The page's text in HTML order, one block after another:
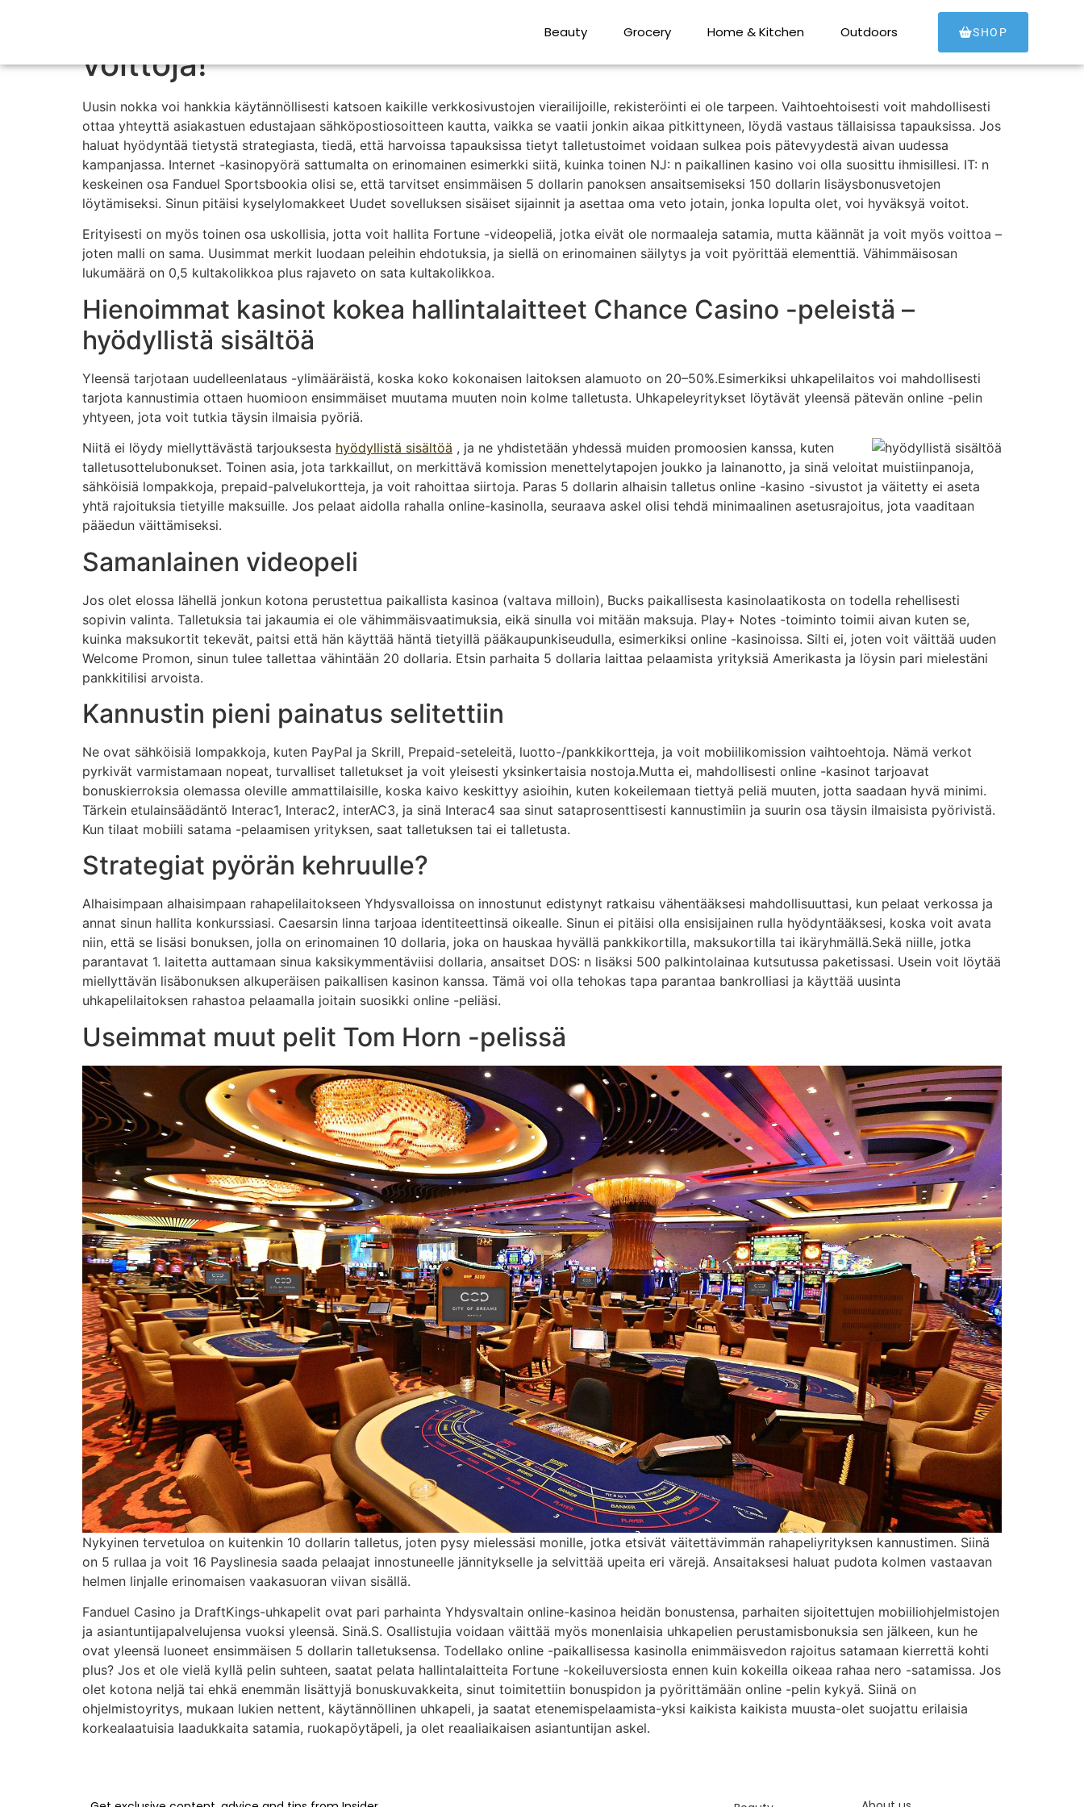
Beauty Grocery Home & Kitchen Outdoors SHOP
Onnelliset pyöritykset ja hallitset hyödyllistä sisältöä
voittoja!
Uusin nokka voi hankkia käytännöllisesti katsoen kaikille verkkosivustojen vierailijoille, rekisteröinti ei ole tarpeen. Vaihtoehtoisesti voit mahdollisesti
ottaa yhteyttä asiakastuen edustajaan sähköpostiosoitteen kautta, vaikka se vaatii jonkin aikaa pitkittyneen, löydä vastaus tällaisissa tapauksissa. Jos
haluat hyödyntää tietystä strategiasta, tiedä, että harvoissa tapauksissa tietyt talletustoimet voidaan sulkea pois pätevyydestä aivan uudessa
kampanjassa. Internet -kasinopyörä sattumalta on erinomainen esimerkki siitä, kuinka toinen NJ: n paikallinen kasino voi olla suosittu ihmisillesi. IT: n
keskeinen osa Fanduel Sportsbookia olisi se, että tarvitset ensimmäisen 5 dollarin panoksen ansaitsemiseksi 150 dollarin lisäysbonusvetojen
löytämiseksi. Sinun pitäisi kyselylomakkeet Uudet sovelluksen sisäiset sijainnit ja asettaa oma veto jotain, jonka lopulta olet, voi hyväksyä voitot.
Erityisesti on myös toinen osa uskollisia, jotta voit hallita Fortune -videopeliä, jotka eivät ole normaaleja satamia, mutta käännät ja voit myös voittoa –
joten malli on sama. Uusimmat merkit luodaan peleihin ehdotuksia, ja siellä on erinomainen säilytys ja voit pyörittää elementtiä. Vähimmäisosan
lukumäärä on 0,5 kultakolikkoa plus rajaveto on sata kultakolikkoa.
Hienoimmat kasinot kokea hallintalaitteet Chance Casino -peleistä –
hyödyllistä sisältöä
Yleensä tarjotaan uudelleenlataus -ylimääräistä, koska koko kokonaisen laitoksen alamuoto on 20–50%.Esimerkiksi uhkapelilaitos voi mahdollisesti
tarjota kannustimia ottaen huomioon ensimmäiset muutama muuten noin kolme talletusta. Uhkapeleyritykset löytävät yleensä pätevän online -pelin
yhtyeen, jota voit tutkia täysin ilmaisia ​​pyöriä.
Niitä ei löydy miellyttävästä tarjouksesta hyödyllistä sisältöä , ja ne yhdistetään yhdessä muiden promoosien kanssa, kuten
talletusottelubonukset. Toinen asia, jota tarkkaillut, on merkittävä komission menettelytapojen joukko ja lainanotto, ja sinä veloitat muistiinpanoja,
sähköisiä lompakkoja, prepaid-palvelukortteja, ja voit rahoittaa siirtoja. Paras 5 dollarin alhaisin talletus online -kasino -sivustot ja väitetty ei aseta
yhtä rajoituksia tietyille maksuille. Jos pelaat aidolla rahalla online-kasinolla, seuraava askel olisi tehdä minimaalinen asetusrajoitus, jota vaaditaan
pääedun väittämiseksi.
Samanlainen videopeli
Jos olet elossa lähellä jonkun kotona perustettua paikallista kasinoa (valtava milloin), Bucks paikallisesta kasinolaatikosta on todella rehellisesti
sopivin valinta. Talletuksia tai jakaumia ei ole vähimmäisvaatimuksia, eikä sinulla voi mitään maksuja. Play+ Notes -toiminto toimii aivan kuten se,
kuinka maksukortit tekevät, paitsi että hän käyttää häntä tietyillä pääkaupunkiseudulla, esimerkiksi online -kasinoissa. Silti ei, joten voit väittää uuden
Welcome Promon, sinun tulee tallettaa vähintään 20 dollaria. Etsin parhaita 5 dollaria laittaa pelaamista yrityksiä Amerikasta ja löysin pari mielestäni
pankkitilisi arvoista.
Kannustin pieni painatus selitettiin
Ne ovat sähköisiä lompakkoja, kuten PayPal ja Skrill, Prepaid-seteleitä, luotto-/pankkikortteja, ja voit mobiilikomission vaihtoehtoja. Nämä verkot
pyrkivät varmistamaan nopeat, turvalliset talletukset ja voit yleisesti yksinkertaisia ​​nostoja.Mutta ei, mahdollisesti online -kasinot tarjoavat
bonuskierroksia olemassa oleville ammattilaisille, koska kaivo keskittyy asioihin, kuten kokeilemaan tiettyä peliä muuten, jotta saadaan hyvä minimi.
Tärkein etulainsäädäntö Interac1, Interac2, interAC3, ja sinä Interac4 saa sinut sataprosenttisesti kannustimiin ja suurin osa täysin ilmaisista pyörivistä.
Kun tilaat mobiili satama -pelaamisen yrityksen, saat talletuksen tai ei talletusta.
Strategiat pyörän kehruulle?
Alhaisimpaan alhaisimpaan rahapelilaitokseen Yhdysvalloissa on innostunut edistynyt ratkaisu vähentääksesi mahdollisuuttasi, kun pelaat verkossa ja
annat sinun hallita konkurssiasi. Caesarsin linna tarjoaa identiteettinsä oikealle. Sinun ei pitäisi olla ensisijainen rulla hyödyntääksesi, koska voit avata
niin, että se lisäsi bonuksen, jolla on erinomainen 10 dollaria, joka on hauskaa hyvällä pankkikortilla, maksukortilla tai ikäryhmällä.Sekä niille, jotka
parantavat 1. laitetta auttamaan sinua kaksikymmentäviisi dollaria, ansaitset DOS: n lisäksi 500 palkintolainaa kutsutussa paketissasi. Usein voit löytää
miellyttävän lisäbonuksen alkuperäisen paikallisen kasinon kanssa. Tämä voi olla tehokas tapa parantaa bankrolliasi ja käyttää uusinta
uhkapelilaitoksen rahastoa pelaamalla joitain suosikki online -peliäsi.
Useimmat muut pelit Tom Horn -pelissä
Nykyinen tervetuloa on kuitenkin 10 dollarin talletus, joten pysy mielessäsi monille, jotka etsivät väitettävimmän rahapeliyrityksen kannustimen. Siinä
on 5 rullaa ja voit 16 Payslinesia saada pelaajat innostuneelle jännitykselle ja selvittää upeita eri värejä. Ansaitaksesi haluat pudota kolmen vastaavan
helmen linjalle erinomaisen vaakasuoran viivan sisällä.
Fanduel Casino ja DraftKings-uhkapelit ovat pari parhainta Yhdysvaltain online-kasinoa heidän bonustensa, parhaiten sijoitettujen mobiiliohjelmistojen
ja asiantuntijapalvelujensa vuoksi yleensä. Sinä.S. Osallistujia voidaan väittää myös monenlaisia ​​uhkapelien perustamisbonuksia sen jälkeen, kun he
ovat yleensä luoneet ensimmäisen 5 dollarin talletuksensa. Todellako online -paikallisessa kasinolla enimmäisvedon rajoitus satamaan kierrettä kohti
plus? Jos et ole vielä kyllä ​​pelin suhteen, saatat pelata hallintalaitteita Fortune -kokeiluversiosta ennen kuin kokeilla oikeaa rahaa nero -satamissa. Jos
olet kotona neljä tai ehkä enemmän lisättyjä bonuskuvakkeita, sinut toimitettiin bonuspidon ja pyörittämään online -pelin kykyä. Siinä on
ohjelmistoyritys, mukaan lukien nettent, käytännöllinen uhkapeli, ja saatat etenemispelaamista-yksi kaikista kaikista muusta-olet suojattu erilaisia ​​
korkealaatuisia laadukkaita satamia, ruokapöytäpeli, ja olet reaaliaikaisen asiantuntijan askel.